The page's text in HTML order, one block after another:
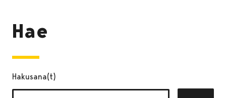
Hae
Hakusana(t)